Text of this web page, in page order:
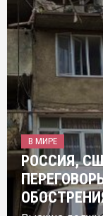
В МИРЕ
РОССИЯ,